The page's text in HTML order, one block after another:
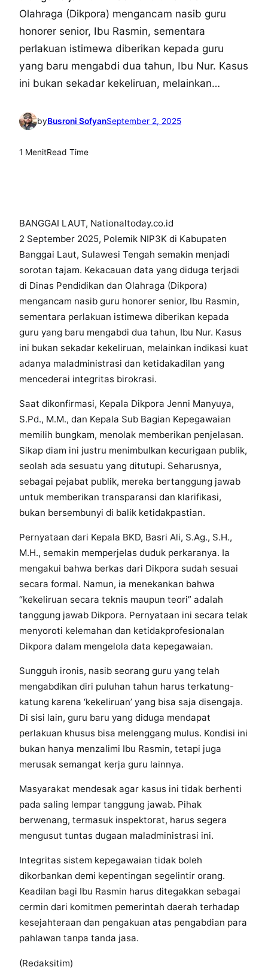
Olahraga (Dikpora) mengancam nasib guru
honorer senior, Ibu Rasmin, sementara
perlakuan istimewa diberikan kepada guru
yang baru mengabdi dua tahun, Ibu Nur. Kasus
ini bukan sekadar kekeliruan, melainkan…
byBusroni SofyanSeptember 2, 2025
1 MenitRead Time
BANGGAI LAUT, Nationaltoday.co.id
2 September 2025, Polemik NIP3K di Kabupaten
Banggai Laut, Sulawesi Tengah semakin menjadi
sorotan tajam. Kekacauan data yang diduga terjadi
di Dinas Pendidikan dan Olahraga (Dikpora)
mengancam nasib guru honorer senior, Ibu Rasmin,
sementara perlakuan istimewa diberikan kepada
guru yang baru mengabdi dua tahun, Ibu Nur. Kasus
ini bukan sekadar kekeliruan, melainkan indikasi kuat
adanya maladministrasi dan ketidakadilan yang
mencederai integritas birokrasi.
Saat dikonfirmasi, Kepala Dikpora Jenni Manyuya,
S.Pd., M.M., dan Kepala Sub Bagian Kepegawaian
memilih bungkam, menolak memberikan penjelasan.
Sikap diam ini justru menimbulkan kecurigaan publik,
seolah ada sesuatu yang ditutupi. Seharusnya,
sebagai pejabat publik, mereka bertanggung jawab
untuk memberikan transparansi dan klarifikasi,
bukan bersembunyi di balik ketidakpastian.
Pernyataan dari Kepala BKD, Basri Ali, S.Ag., S.H.,
M.H., semakin memperjelas duduk perkaranya. Ia
mengakui bahwa berkas dari Dikpora sudah sesuai
secara formal. Namun, ia menekankan bahwa
“kekeliruan secara teknis maupun teori” adalah
tanggung jawab Dikpora. Pernyataan ini secara telak
menyoroti kelemahan dan ketidakprofesionalan
Dikpora dalam mengelola data kepegawaian.
Sungguh ironis, nasib seorang guru yang telah
mengabdikan diri puluhan tahun harus terkatung-
katung karena ‘kekeliruan’ yang bisa saja disengaja.
Di sisi lain, guru baru yang diduga mendapat
perlakuan khusus bisa melenggang mulus. Kondisi ini
bukan hanya menzalimi Ibu Rasmin, tetapi juga
merusak semangat kerja guru lainnya.
Masyarakat mendesak agar kasus ini tidak berhenti
pada saling lempar tanggung jawab. Pihak
berwenang, termasuk inspektorat, harus segera
mengusut tuntas dugaan maladministrasi ini.
Integritas sistem kepegawaian tidak boleh
dikorbankan demi kepentingan segelintir orang.
Keadilan bagi Ibu Rasmin harus ditegakkan sebagai
cermin dari komitmen pemerintah daerah terhadap
kesejahteraan dan pengakuan atas pengabdian para
pahlawan tanpa tanda jasa.
(Redaksitim)